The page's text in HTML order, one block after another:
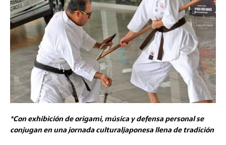
*Con exhibición de origami, música y defensa personal se
conjugan en una jornada culturaljaponesa llena de tradición